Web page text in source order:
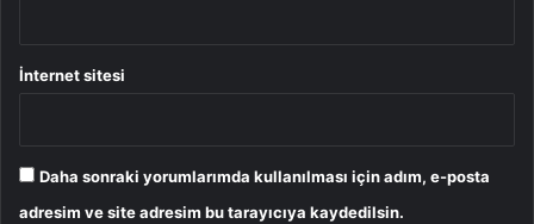
İnternet sitesi
Daha sonraki yorumlarımda kullanılması için adım, e-posta
adresim ve site adresim bu tarayıcıya kaydedilsin.